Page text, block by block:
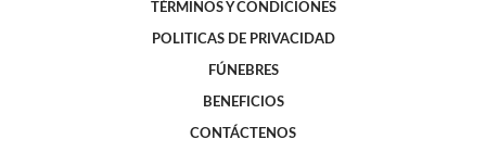
TÉRMINOS Y CONDICIONES
POLITICAS DE PRIVACIDAD
FÚNEBRES
BENEFICIOS
CONTÁCTENOS